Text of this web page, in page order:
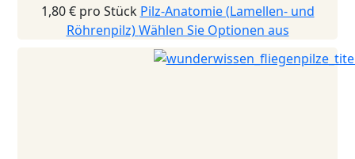
1,80 € pro Stück Pilz-Anatomie (Lamellen- und
Röhrenpilz)Wählen Sie Optionen aus